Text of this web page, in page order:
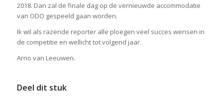
2018. Dan zal de finale dag op de vernieuwde accommodatie
van ODO gespeeld gaan worden.
Ik wil als razende reporter alle ploegen veel succes wensen in
de competitie en wellicht tot volgend jaar.
Arno van Leeuwen.
Deel dit stuk